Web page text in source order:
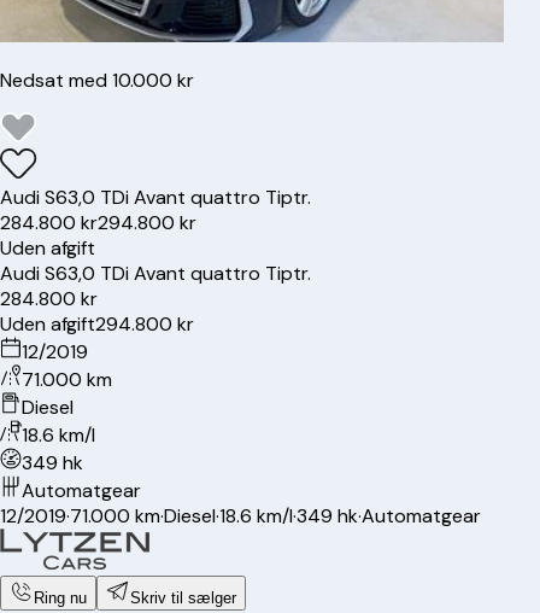
Nedsat med 10.000 kr
AudiS63,0 TDi Avant quattro Tiptr.
284.800 kr294.800 kr
Uden afgift
AudiS63,0 TDi Avant quattro Tiptr.
284.800 kr
Uden afgift294.800 kr
12/2019
71.000 km
Diesel
18.6 km/l
349 hk
Automatgear
12/2019·71.000 km·Diesel·18.6 km/l·349 hk·Automatgear
Ring nu Skriv til sælger